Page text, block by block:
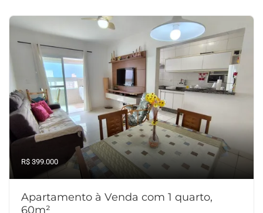
R$ 399.000
Apartamento à Venda com 1 quarto,
60m²